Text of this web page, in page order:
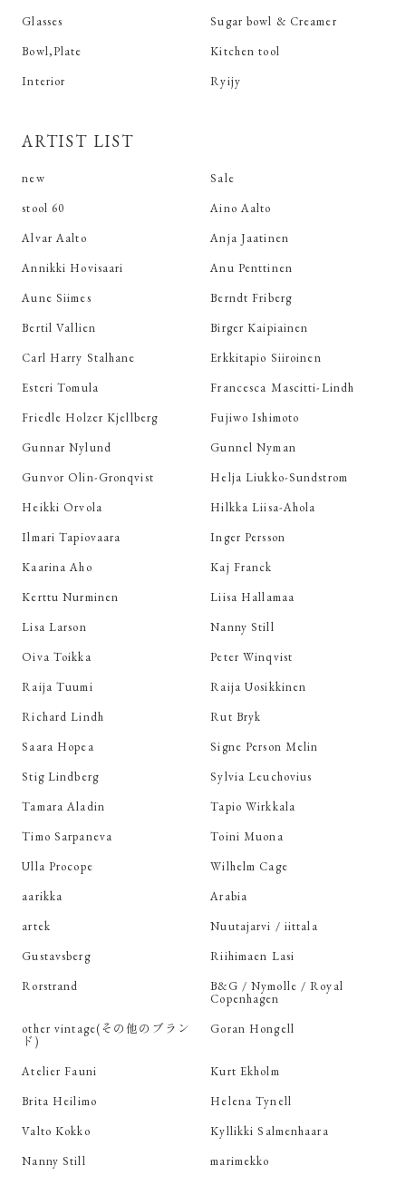
Glasses
Sugar bowl & Creamer
Bowl,Plate
Kitchen tool
Interior
Ryijy
ARTIST LIST
new
Sale
stool 60
Aino Aalto
Alvar Aalto
Anja Jaatinen
Annikki Hovisaari
Anu Penttinen
Aune Siimes
Berndt Friberg
Bertil Vallien
Birger Kaipiainen
Carl Harry Stalhane
Erkkitapio Siiroinen
Esteri Tomula
Francesca Mascitti-Lindh
Friedle Holzer Kjellberg
Fujiwo Ishimoto
Gunnar Nylund
Gunnel Nyman
Gunvor Olin-Gronqvist
Helja Liukko-Sundstrom
Heikki Orvola
Hilkka Liisa-Ahola
Ilmari Tapiovaara
Inger Persson
Kaarina Aho
Kaj Franck
Kerttu Nurminen
Liisa Hallamaa
Lisa Larson
Nanny Still
Oiva Toikka
Peter Winqvist
Raija Tuumi
Raija Uosikkinen
Richard Lindh
Rut Bryk
Saara Hopea
Signe Person Melin
Stig Lindberg
Sylvia Leuchovius
Tamara Aladin
Tapio Wirkkala
Timo Sarpaneva
Toini Muona
Ulla Procope
Wilhelm Cage
aarikka
Arabia
artek
Nuutajarvi / iittala
Gustavsberg
Riihimaen Lasi
Rorstrand
B&G / Nymolle / Royal
Copenhagen
other vintage(その他のブラン
ド)
Goran Hongell
Atelier Fauni
Kurt Ekholm
Brita Heilimo
Helena Tynell
Valto Kokko
Kyllikki Salmenhaara
Nanny Still
marimekko